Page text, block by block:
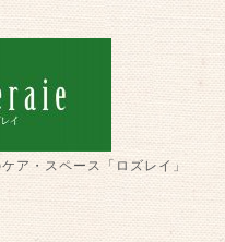
ア・スペース「ロズレイ」